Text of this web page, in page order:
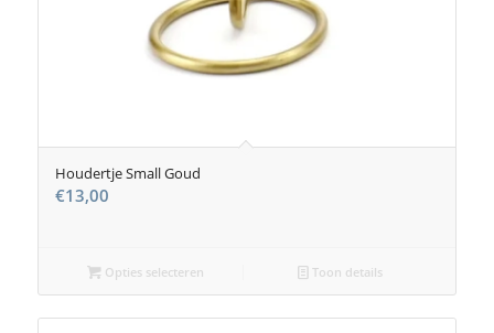
Houdertje Small Goud
€13,00
Opties selecteren Toon details